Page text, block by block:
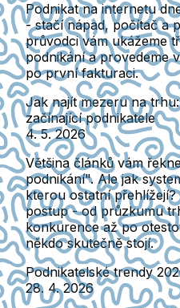
Podnikat na internetu
- stačí nápad, počítač a
průvodci vám ukážeme
podnikání a provedeme
po první fakturaci.
Jak najít mezeru na
začínající podnikatele
4. 5. 2026
Většina článků vám
podnikání". Ale jak
kterou ostatní
postup - od průzkumu
konkurence až po
někdo skutečně stojí.
Podnikatelské trendy
28. 4. 2026